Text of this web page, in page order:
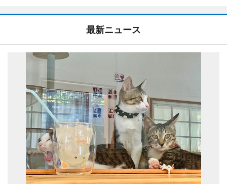
最新ニュース